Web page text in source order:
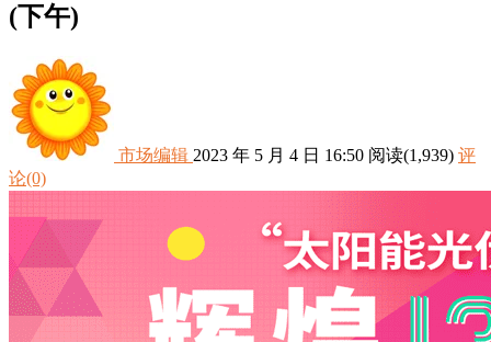
(下午)
市场编辑 2023 年 5 月 4 日 16:50 阅读(1,939) 评
论(0)